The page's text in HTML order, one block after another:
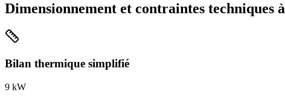
Dimensionnement et contraintes techniques à
Bilan thermique simplifié
9 kW